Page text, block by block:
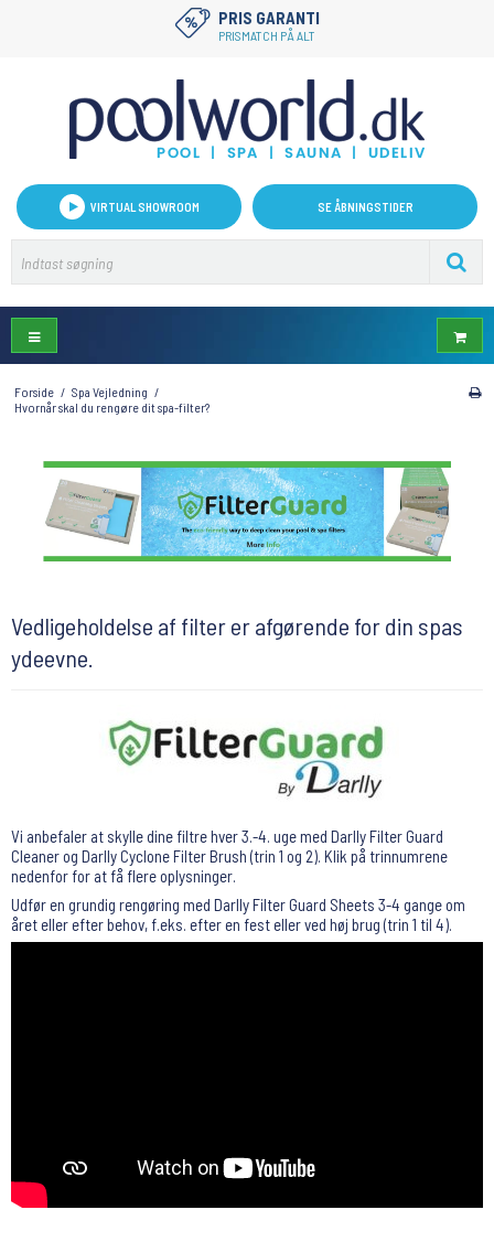
PRIS GARANTI
PRISMATCH PÅ ALT
KUNDESERVICE
KUNDESERVICE@POOLWORLD.DK
VIRTUAL SHOWROOM SE ÅBNINGSTIDER
Forside / Spa Vejledning /
Hvornår skal du rengøre dit spa-filter?
Vedligeholdelse af filter er afgørende for din spas
ydeevne.
Vi anbefaler at skylle dine filtre hver 3.-4. uge med Darlly Filter Guard
Cleaner og Darlly Cyclone Filter Brush (trin 1 og 2). Klik på trinnumrene
nedenfor for at få flere oplysninger.
Udfør en grundig rengøring med Darlly Filter Guard Sheets 3-4 gange om
året eller efter behov, f.eks. efter en fest eller ved høj brug (trin 1 til 4).